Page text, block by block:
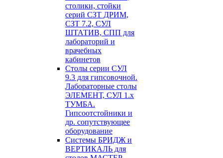
столики, стойки
серий СЗТ ДРИМ,
СЗТ 7.2, СУЛ
ШТАТИВ, СПП для
лабораторий и
врачебных
кабинетов
Столы серии СУЛ
9.3 для гипсовочной.
Лабораторные столы
ЭЛЕМЕНТ, СУЛ 1.х
ТУМБА.
Гипсоотстойники и
др. сопутствующее
оборудование
Системы БРИДЖ и
ВЕРТИКАЛЬ для